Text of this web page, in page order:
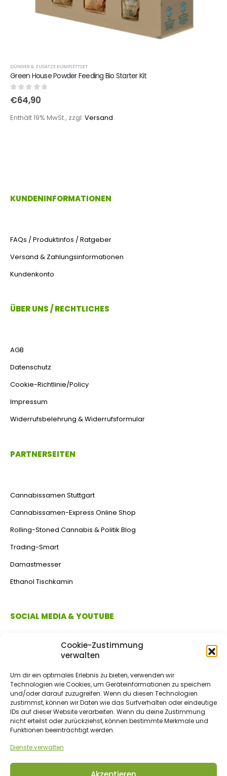
Cookie-Zustimmung
verwalten
Um dir ein optimales Erlebnis zu bieten, verwenden wir
Technologien wie Cookies, um Geräteinformationen zu speichern
und/oder darauf zuzugreifen. Wenn du diesen Technologien
zustimmst, können wir Daten wie das Surfverhalten oder eindeutige
IDs auf dieser Website verarbeiten. Wenn du deine Zustimmung
nicht erteilst oder zurückziehst, können bestimmte Merkmale und
Funktionen beeinträchtigt werden.
Dienste verwalten
DÜNGER & ZUSÄTZE KOMPLETTSET
Green House Powder Feeding Bio Starter Kit
0out of 5
€64,90
Enthält 19% MwSt., zzgl. Versand
KUNDENINFORMATIONEN
FAQs / Produktinfos / Ratgeber
Versand & Zahlungsinformationen
Kundenkonto
ÜBER UNS / RECHTLICHES
AGB
Datenschutz
Cookie-Richtlinie/Policy
Impressum
Widerrufsbelehrung & Widerrufsformular
PARTNERSEITEN
Cannabissamen Stuttgart
Cannabissamen-Express Online Shop
Rolling-Stoned Cannabis & Politik Blog
Trading-Smart
Damastmesser
Ethanol Tischkamin
SOCIAL MEDIA & YOUTUBE
ZAHLUNGSMETHODEN